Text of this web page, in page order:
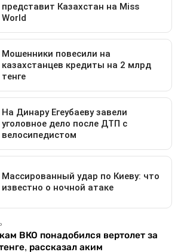
ВКО понадобился вертолет за
рассказал аким